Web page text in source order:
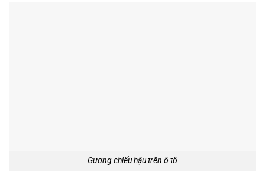
Gương chiếu hậu trên ô tô